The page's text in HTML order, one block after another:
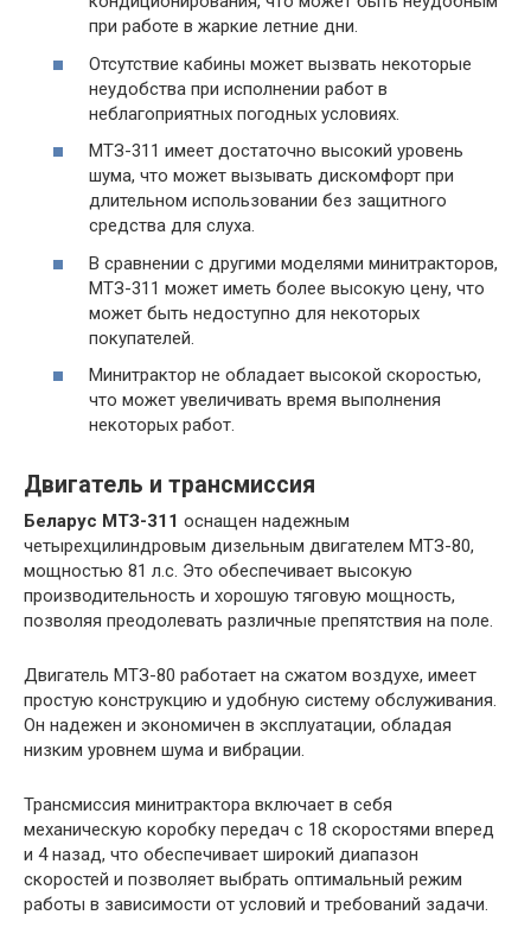
при работе в жаркие летние дни.
Отсутствие кабины может вызвать некоторые
неудобства при исполнении работ в
неблагоприятных погодных условиях.
МТЗ-311 имеет достаточно высокий уровень
шума, что может вызывать дискомфорт при
длительном использовании без защитного
средства для слуха.
В сравнении с другими моделями минитракторов,
МТЗ-311 может иметь более высокую цену, что
может быть недоступно для некоторых
покупателей.
Минитрактор не обладает высокой скоростью,
что может увеличивать время выполнения
некоторых работ.
Двигатель и трансмиссия
Беларус МТЗ-311 оснащен надежным
четырехцилиндровым дизельным двигателем МТЗ-80,
мощностью 81 л.с. Это обеспечивает высокую
производительность и хорошую тяговую мощность,
позволяя преодолевать различные препятствия на поле.
Двигатель МТЗ-80 работает на сжатом воздухе, имеет
простую конструкцию и удобную систему обслуживания.
Он надежен и экономичен в эксплуатации, обладая
низким уровнем шума и вибрации.
Трансмиссия минитрактора включает в себя
механическую коробку передач с 18 скоростями вперед
и 4 назад, что обеспечивает широкий диапазон
скоростей и позволяет выбрать оптимальный режим
работы в зависимости от условий и требований задачи.